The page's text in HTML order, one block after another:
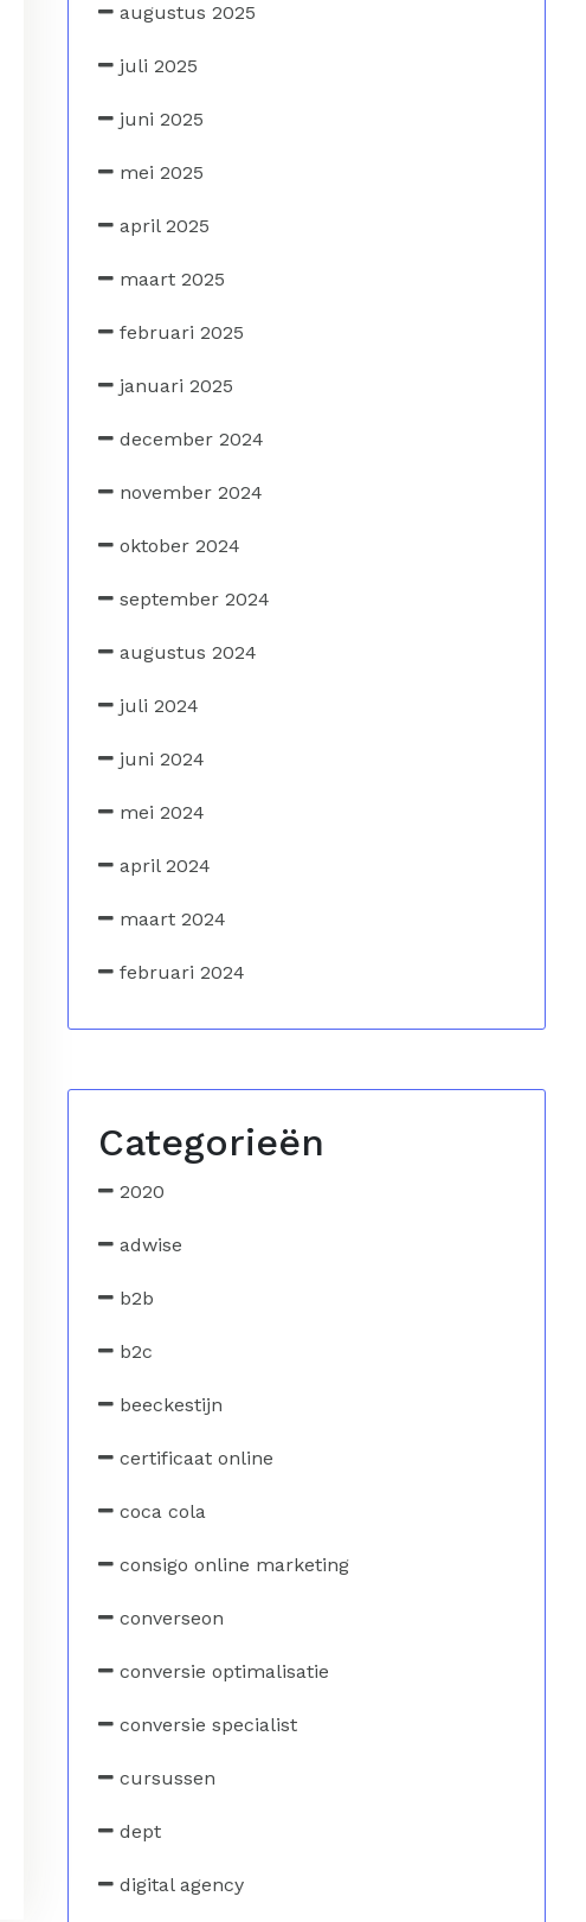
augustus 2025
juli 2025
juni 2025
mei 2025
april 2025
maart 2025
februari 2025
januari 2025
december 2024
november 2024
oktober 2024
september 2024
augustus 2024
juli 2024
juni 2024
mei 2024
april 2024
maart 2024
februari 2024
Categorieën
2020
adwise
b2b
b2c
beeckestijn
certificaat online
coca cola
consigo online marketing
converseon
conversie optimalisatie
conversie specialist
cursussen
dept
digital agency